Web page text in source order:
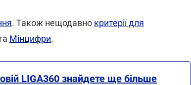
. Також нещодавно критерії для
Мінцифри.
LIGA360 знайдете ще більше